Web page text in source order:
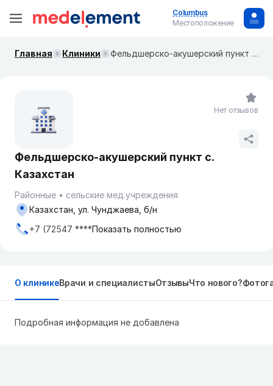
Columbus
Местоположение
Главная Клиники Фельдшерско-акушерский пункт с. Казахстан
Фельдшерско-акушерский пункт с.
Казахстан
Районные
сельские мед.учреждения
Казахстан, ул. Чунджаева, б/н
+7 (72547 ****Показать полностью
Нет отзывов
О клиникеВрачи и специалистыОтзывыЧто нового?
Подробная информация не добавлена